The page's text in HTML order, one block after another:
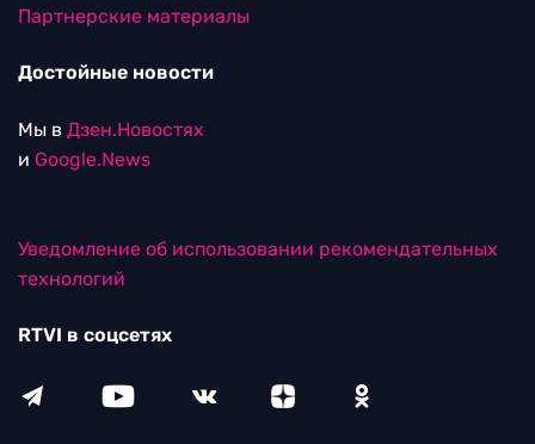
Партнерские материалы
Достойные новости
Мы в Дзен.Новостях
и Google.News
Уведомление об использовании рекомендательных
технологий
RTVI в соцсетях